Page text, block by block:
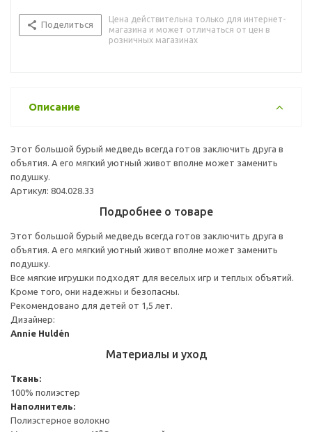
Поделиться
Цена действительна только для интернет-
магазина и может отличаться от цен в
розничных магазинах
Описание
Этот большой бурый медведь всегда готов заключить друга в
объятия. А его мягкий уютный живот вполне может заменить
подушку.
Артикул: 804.028.33
Подробнее о товаре
Этот большой бурый медведь всегда готов заключить друга в
объятия. А его мягкий уютный живот вполне может заменить
подушку.
Все мягкие игрушки подходят для веселых игр и теплых объятий.
Кроме того, они надежны и безопасны.
Рекомендовано для детей от 1,5 лет.
Дизайнер:
Annie Huldén
Материалы и уход
Ткань:
100% полиэстер
Наполнитель:
Полиэстерное волокно